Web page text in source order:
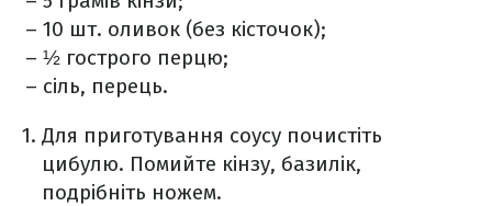
– 10 шт. оливок (без кісточок);
– ½ гострого перцю;
– сіль, перець.
Для приготування соусу почистіть
цибулю. Помийте кінзу, базилік,
подрібніть ножем.